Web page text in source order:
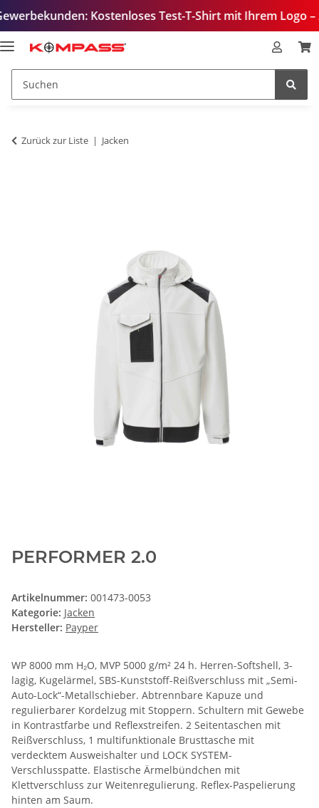
Kostenloses Test-T-Shirt mit Ihrem Logo – zur
Zurück zur Liste Jacken
PERFORMER 2.0
Artikelnummer: 001473-0053
Kategorie: Jacken
Hersteller: Payper
WP 8000 mm H₂O, MVP 5000 g/m² 24 h. Herren-Softshell, 3-
lagig, Kugelärmel, SBS-Kunststoff-Reißverschluss mit „Semi-
Auto-Lock“-Metallschieber. Abtrennbare Kapuze und
regulierbarer Kordelzug mit Stoppern. Schultern mit Gewebe
in Kontrastfarbe und Reflexstreifen. 2 Seitentaschen mit
Reißverschluss, 1 multifunktionale Brusttasche mit
verdecktem Ausweishalter und LOCK SYSTEM-
Verschlusspatte. Elastische Ärmelbündchen mit
Klettverschluss zur Weitenregulierung. Reflex-Paspelierung
hinten am Saum.